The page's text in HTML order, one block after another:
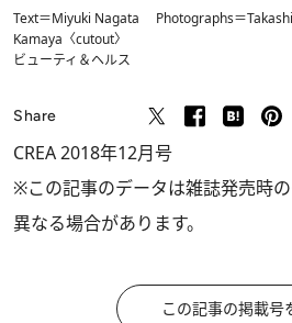
Text＝Miyuki Nagata Photographs＝
Kamaya〈cutout〉
ビューティ＆ヘルス
Share
CREA 2018年12月号
※この記事のデータは雑誌発売時
異なる場合があります。
この記事の掲載号